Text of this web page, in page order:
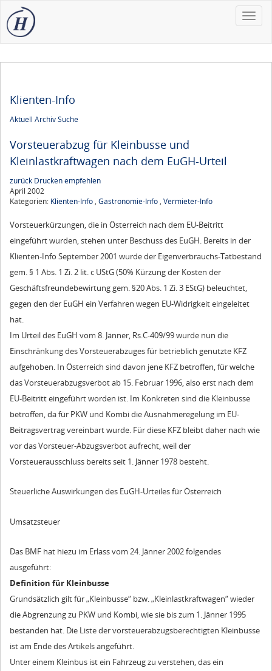
Toggle
Klienten-Info
Aktuell ArchivSuche
Vorsteuerabzug für Kleinbusse und
Kleinlastkraftwagen nach dem EuGH-Urteil
zurück Druckenempfehlen
April 2002
Kategorien: Klienten-Info , Gastronomie-Info , Vermieter-Info
Vorsteuerkürzungen, die in Österreich nach dem EU-Beitritt
eingeführt wurden, stehen unter Beschuss des EuGH. Bereits in der
Klienten-Info September 2001 wurde der Eigenverbrauchs-Tatbestand
gem. § 1 Abs. 1 Zi. 2 lit. c UStG (50% Kürzung der Kosten der
Geschäftsfreundebewirtung gem. §20 Abs. 1 Zi. 3 EStG) beleuchtet,
gegen den der EuGH ein Verfahren wegen EU-Widrigkeit eingeleitet
hat.
Im Urteil des EuGH vom 8. Jänner, Rs.C-409/99 wurde nun die
Einschränkung des Vorsteuerabzuges für betrieblich genutzte KFZ
aufgehoben. In Österreich sind davon jene KFZ betroffen, für welche
das Vorsteuerabzugsverbot ab 15. Februar 1996, also erst nach dem
EU-Beitritt eingeführt worden ist. Im Konkreten sind die Kleinbusse
betroffen, da für PKW und Kombi die Ausnahmeregelung im EU-
Beitragsvertrag vereinbart wurde. Für diese KFZ bleibt daher nach wie
vor das Vorsteuer-Abzugsverbot aufrecht, weil der
Vorsteuerausschluss bereits seit 1. Jänner 1978 besteht.
Steuerliche Auswirkungen des EuGH-Urteiles für Österreich
Umsatzsteuer
Das BMF hat hiezu im Erlass vom 24. Jänner 2002 folgendes
ausgeführt:
Definition für Kleinbusse
Grundsätzlich gilt für „Kleinbusse“ bzw. „Kleinlastkraftwagen“ wieder
die Abgrenzung zu PKW und Kombi, wie sie bis zum 1. Jänner 1995
bestanden hat. Die Liste der vorsteuerabzugsberechtigten Kleinbusse
ist am Ende des Artikels angeführt.
Unter einem Kleinbus ist ein Fahrzeug zu verstehen, das ein